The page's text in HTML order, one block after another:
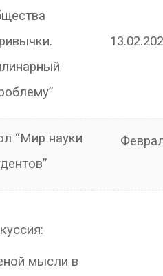
“Мир науки
мысли в